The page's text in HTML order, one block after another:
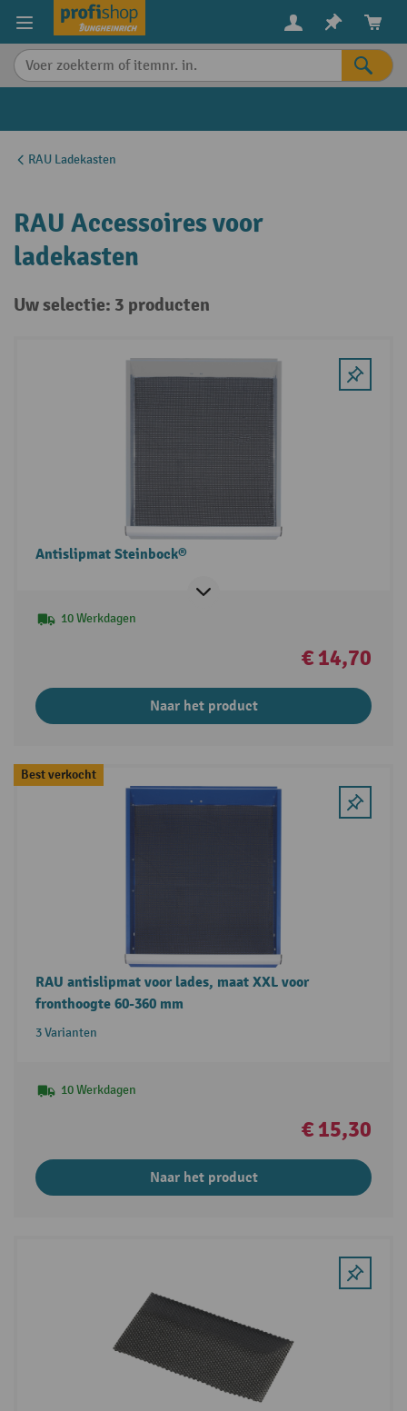
content
RAU Ladekasten
RAU Accessoires voor
ladekasten
Uw selectie: 3 producten
Antislipmat Steinbock®
10 Werkdagen
€ 14,70
Naar het product
Best verkocht
RAU antislipmat voor lades, maat XXL voor
fronthoogte 60-360 mm
3 Varianten
10 Werkdagen
€ 15,30
Naar het product